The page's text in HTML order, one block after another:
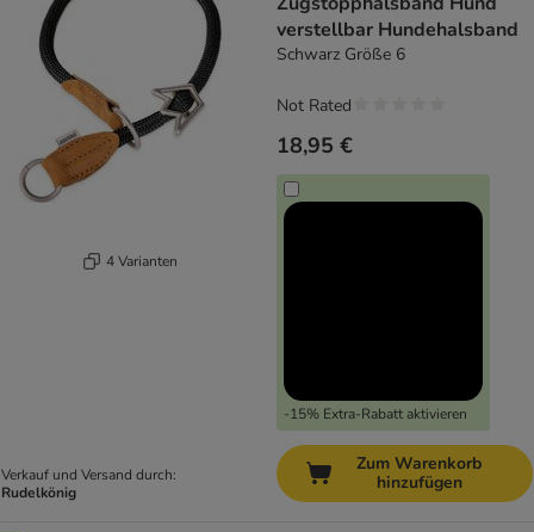
4 Varianten
Verkauf und Versand durch:
Rudelkönig
verstellbar Hundehalsband
Schwarz Größe 6
18,95 €
-15% Extra-Rabatt aktivieren
Not Rated
Zum Warenkorb
hinzufügen